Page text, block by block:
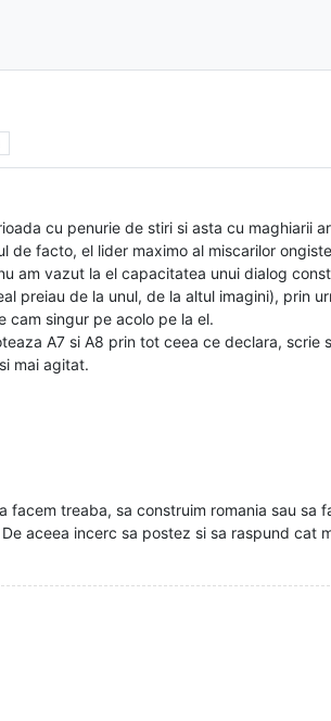
cu penurie de stiri si asta cu maghiarii
facto, el lider maximo al miscarilor
am vazut la el capacitatea unui dialog
preiau de la unul, de la altul imagini), prin
cam singur pe acolo pe la el.
A7 si A8 prin tot ceea ce declara, scrie
mai agitat.
treaba, sa construim romania sau sa
aceea incerc sa postez si sa raspund cat